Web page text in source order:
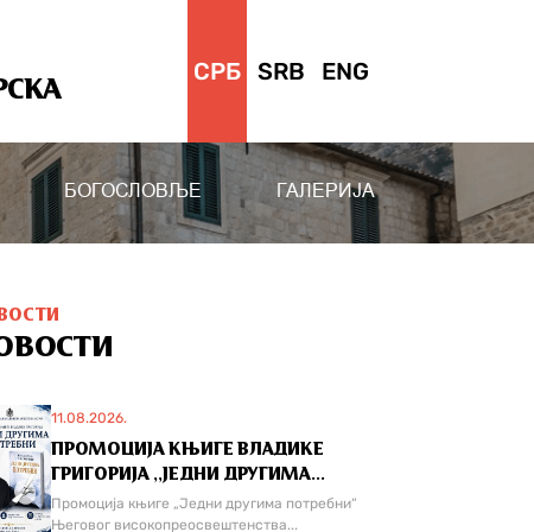
СРБ SRB ENG
БОГОСЛОВЉЕ ГАЛЕРИЈА
11.08.2026.
ПРОМОЦИЈА КЊИГЕ ВЛАДИКЕ
ГРИГОРИЈА ,,ЈЕДНИ ДРУГИМА...
Промоција књиге „Једни другима потребни“
Његовог високопреосвештенства...